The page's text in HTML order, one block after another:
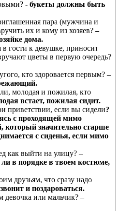
- букеты должны быть
пара (мужчина и
их и кому из хозяев?–
дома.
гости к девушке, приносит
цветы в первую очередь?
кто здоровается первым?–
молодая и пожилая, кто
встает, пожилая сидит.
приветствии, если вы сидели?
с проходящей мимо
значительно старше
с сиденья, если мимо
как выйти на улицу? –
ли в порядке в твоем костюме,
друзьям, что сразу надо
и поздароваться.
девочка или мальчик? –